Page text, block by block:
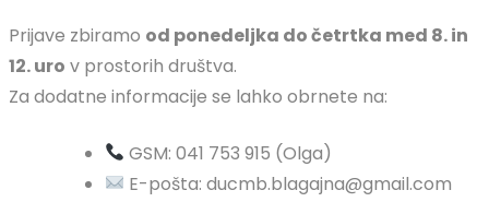
Prijave zbiramo od ponedeljka do četrtka med 8. in
12. uro v prostorih društva.
Za dodatne informacije se lahko obrnete na:
GSM: 041 753 915 (Olga)
E-pošta: ducmb.blagajna@gmail.com